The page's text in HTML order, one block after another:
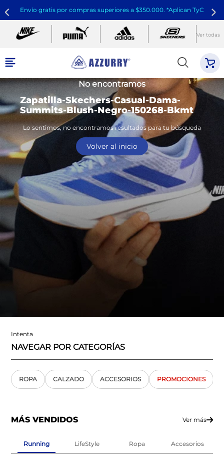
Envío gratis por compras superiores a $350.000. *Aplican TyC
Ver todas
No encontramos
Zapatilla-Skechers-Casual-Dama-
Summits-Blush-Negro-150268-Bkmt
Lo sentimos, no encontramos resultados para tu búsqueda
Volver al inicio
Intenta
NAVEGAR POR CATEGORÍAS
ROPA CALZADO ACCESORIOS PROMOCIONES
MÁS VENDIDOS Ver más
Running LifeStyle Ropa Accesorios